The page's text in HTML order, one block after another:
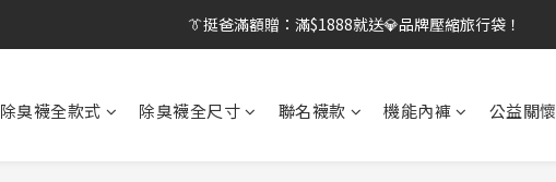
👔挺爸行動：全館襪款【最低$149起】✨立即下單！
👔挺爸滿額贈：滿$1888就送💎品牌壓縮旅行袋！
👔挺爸行動：全館襪款【最低$149起】✨立即下單！
除臭襪全款式 除臭襪全尺寸 聯名襪款 機能內褲 公益關懷